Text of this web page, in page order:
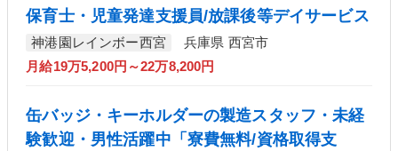
保育士・児童発達支援員/放課後等デイサービス
神港園レインボー西宮
兵庫県 西宮市
月給19万5,200円～22万8,200円
缶バッジ・キーホルダーの製造スタッフ・未経
験歓迎・男性活躍中「寮費無料/資格取得支